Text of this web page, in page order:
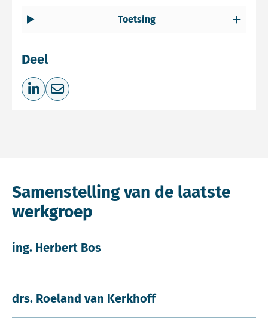
Toetsing
Deel
Deel op LinkedIn
Deel via e-mail
Samenstelling van de laatste
werkgroep
ing. Herbert Bos
drs. Roeland van Kerkhoff